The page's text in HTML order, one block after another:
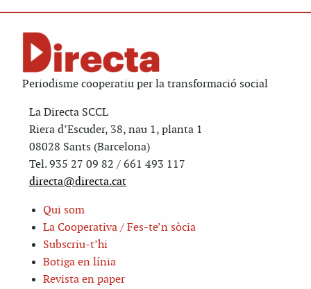
Periodisme cooperatiu per la transformació social
La Directa SCCL
Riera d’Escuder, 38, nau 1, planta 1
08028 Sants (Barcelona)
Tel. 935 27 09 82 / 661 493 117
directa@directa.cat
Qui som
La Cooperativa / Fes-te’n sòcia
Subscriu-t’hi
Botiga en línia
Revista en paper